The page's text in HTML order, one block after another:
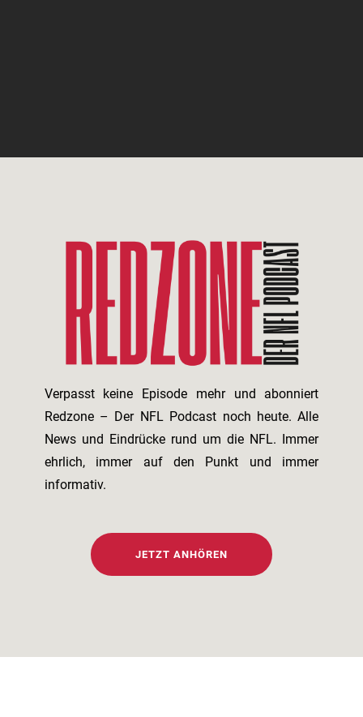
Verpasst keine Episode mehr und abonniert
Redzone – Der NFL Podcast noch heute. Alle
News und Eindrücke rund um die NFL. Immer
ehrlich, immer auf den Punkt und immer
informativ.
JETZT ANHÖREN